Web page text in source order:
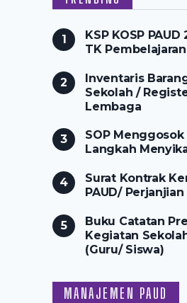
KSP KOSP
TK
Inventaris
Sekolah /
Lembaga
SOP Menggosok
Langkah
Surat Kontrak
PAUD/
Buku Catatan
Kegiatan
(Guru/ Siswa)
MANAJEMEN PAUD